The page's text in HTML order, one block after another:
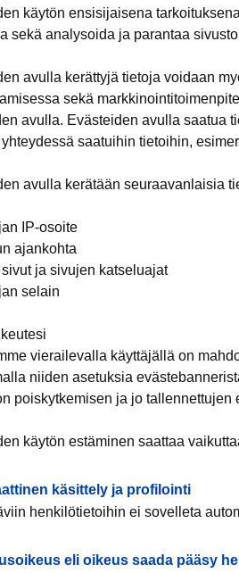
käytön ensisijaisena
sekä analysoida ja parantaa
avulla kerättyjä tietoja voidaan
sekä
avulla. Evästeiden avulla saatua
saatuihin tietoihin,
avulla kerätään seuraavanlaisia
IP-osoite
ajankohta
ja sivujen katseluajat
selain
vierailevalla käyttäjällä on
niiden asetuksia
poiskytkemisen ja jo tallennettujen
käytön estäminen saattaa
käsittely ja profilointi
henkilötietoihin ei sovelleta
eli oikeus saada pääsy